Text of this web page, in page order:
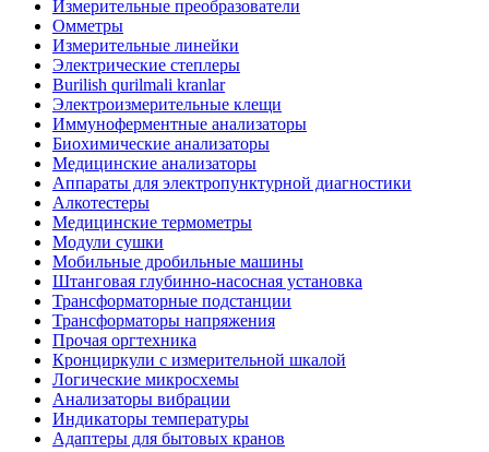
Измерительные преобразователи
Омметры
Измерительные линейки
Электрические степлеры
Burilish qurilmali kranlar
Электроизмерительные клещи
Иммуноферментные анализаторы
Биохимические анализаторы
Медицинские анализаторы
Аппараты для электропунктурной диагностики
Алкотестеры
Медицинские термометры
Модули сушки
Мобильные дробильные машины
Штанговая глубинно-насосная установка
Трансформаторные подстанции
Трансформаторы напряжения
Прочая оргтехника
Кронциркули с измерительной шкалой
Логические микросхемы
Анализаторы вибрации
Индикаторы температуры
Адаптеры для бытовых кранов